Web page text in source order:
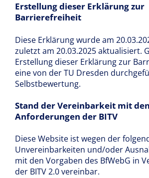
Erstellung dieser Erklärung zur
Barrierefreiheit
Diese Erklärung wurde am
zuletzt am 20.03.2025 aktualisiert.
Erstellung dieser Erklärung zur
eine von der TU Dresden
Selbstbewertung.
Stand der Vereinbarkeit mit den
Anforderungen der BITV
Diese Website ist wegen der
Unvereinbarkeiten und/oder
mit den Vorgaben des BfWebG in
der BITV 2.0 vereinbar.